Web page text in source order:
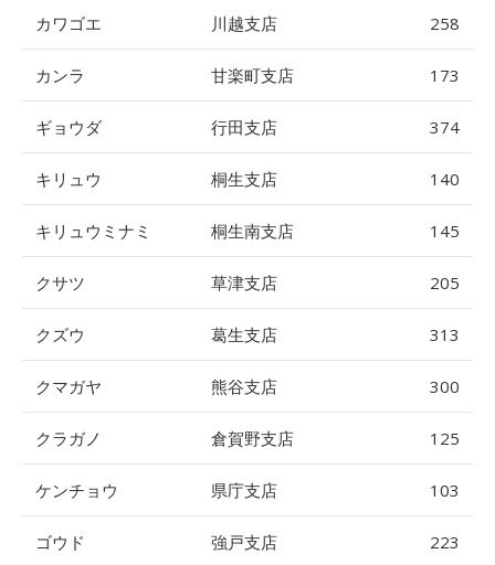
カワゴエ 川越支店 258
カンラ 甘楽町支店 173
ギョウダ 行田支店 374
キリュウ 桐生支店 140
キリュウミナミ 桐生南支店 145
クサツ 草津支店 205
クズウ 葛生支店 313
クマガヤ 熊谷支店 300
クラガノ 倉賀野支店 125
ケンチョウ 県庁支店 103
ゴウド 強戸支店 223